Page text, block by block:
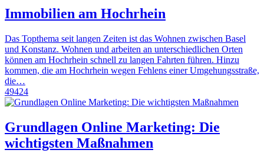
Immobilien am Hochrhein
Das Topthema seit langen Zeiten ist das Wohnen zwischen Basel
und Konstanz. Wohnen und arbeiten an unterschiedlichen Orten
können am Hochrhein schnell zu langen Fahrten führen. Hinzu
kommen, die am Hochrhein wegen Fehlens einer Umgehungsstraße,
die…
49424
Grundlagen Online Marketing: Die
wichtigsten Maßnahmen